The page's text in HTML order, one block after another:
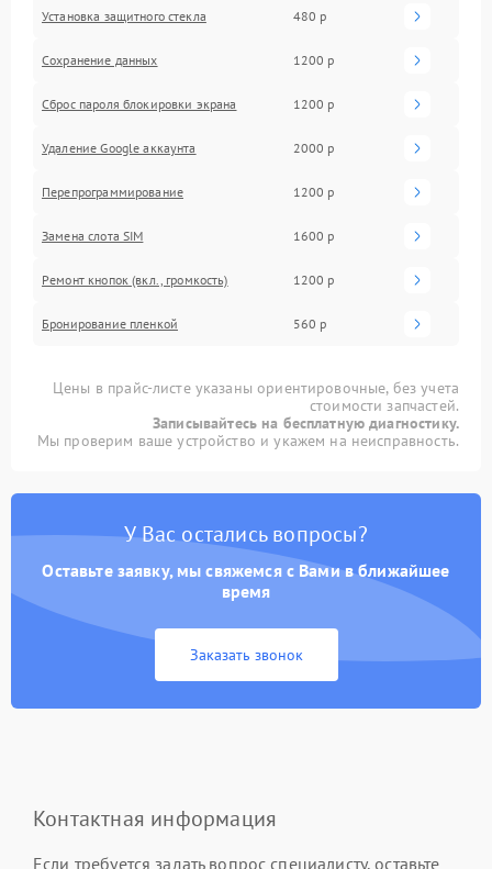
Установка защитного стекла 480 р
Сохранение данных 1200 р
Сброс пароля блокировки экрана 1200 р
Удаление Google аккаунта 2000 р
Перепрограммирование 1200 р
Замена слота SIM 1600 р
Ремонт кнопок (вкл., громкость) 1200 р
Бронирование пленкой 560 р
Цены в прайс-листе указаны ориентировочные, без учета
стоимости запчастей.
Записывайтесь на бесплатную диагностику.
Мы проверим ваше устройство и укажем на неисправность.
У Вас остались вопросы?
Оставьте заявку, мы свяжемся с Вами в ближайшее
время
Заказать звонок
Контактная информация
Если требуется задать вопрос специалисту, оставьте